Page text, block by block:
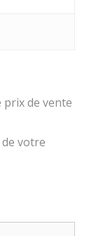
de vente
votre